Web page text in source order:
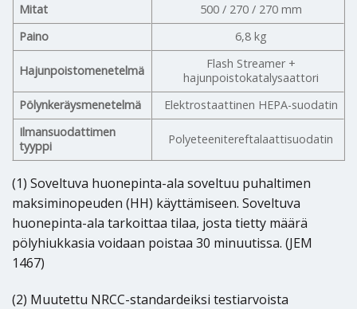
Mitat
500 / 270 / 270 mm
Paino
6,8 kg
Hajunpoistomenetelmä
Flash Streamer +
hajunpoistokatalysaattori
Pölynkeräysmenetelmä
Elektrostaattinen HEPA-suodatin
Ilmansuodattimen
tyyppi
Polyeteenitereftalaattisuodatin
(1) Soveltuva huonepinta-ala soveltuu puhaltimen
maksiminopeuden (HH) käyttämiseen. Soveltuva
huonepinta-ala tarkoittaa tilaa, josta tietty määrä
pölyhiukkasia voidaan poistaa 30 minuutissa. (JEM
1467)
(2) Muutettu NRCC-standardeiksi testiarvoista